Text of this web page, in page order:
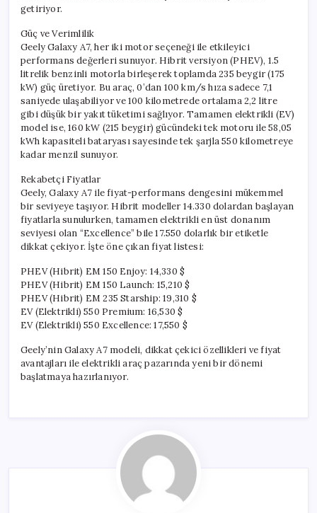
getiriyor.
Güç ve Verimlilik
Geely Galaxy A7, her iki motor seçeneği ile etkileyici
performans değerleri sunuyor. Hibrit versiyon (PHEV), 1.5
litrelik benzinli motorla birleşerek toplamda 235 beygir (175
kW) güç üretiyor. Bu araç, 0’dan 100 km/s hıza sadece 7,1
saniyede ulaşabiliyor ve 100 kilometrede ortalama 2,2 litre
gibi düşük bir yakıt tüketimi sağlıyor. Tamamen elektrikli (EV)
model ise, 160 kW (215 beygir) gücündeki tek motoru ile 58,05
kWh kapasiteli bataryası sayesinde tek şarjla 550 kilometreye
kadar menzil sunuyor.
Rekabetçi Fiyatlar
Geely, Galaxy A7 ile fiyat-performans dengesini mükemmel
bir seviyeye taşıyor. Hibrit modeller 14.330 dolardan başlayan
fiyatlarla sunulurken, tamamen elektrikli en üst donanım
seviyesi olan “Excellence” bile 17.550 dolarlık bir etiketle
dikkat çekiyor. İşte öne çıkan fiyat listesi:
PHEV (Hibrit) EM 150 Enjoy: 14,330 $
PHEV (Hibrit) EM 150 Launch: 15,210 $
PHEV (Hibrit) EM 235 Starship: 19,310 $
EV (Elektrikli) 550 Premium: 16,530 $
EV (Elektrikli) 550 Excellence: 17,550 $
Geely’nin Galaxy A7 modeli, dikkat çekici özellikleri ve fiyat
avantajları ile elektrikli araç pazarında yeni bir dönemi
başlatmaya hazırlanıyor.